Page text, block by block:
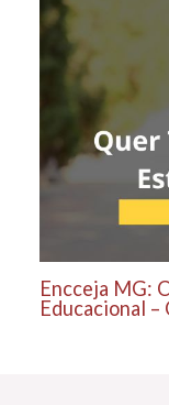
Encceja MG:
Educacional –